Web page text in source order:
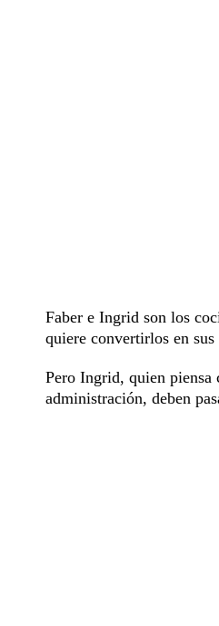
Faber e Ingrid son los
quiere convertirlos en
Pero Ingrid, quien piensa
administración, deben